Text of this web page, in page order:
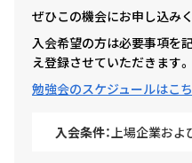
ぜひこの機会にお申し込みく
入会希望の方は必要事項を
え登録させていただきます。
勉強会のスケジュールはこ
入会条件：上場企業およ